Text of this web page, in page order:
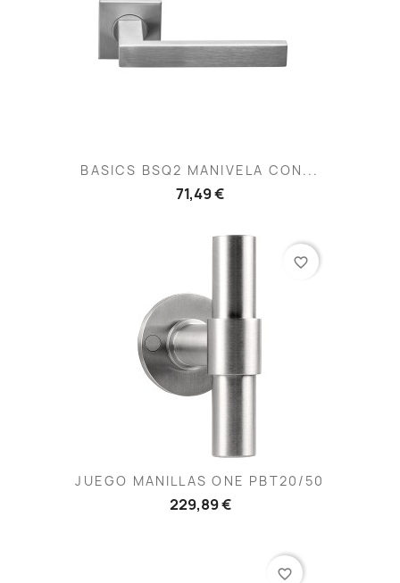
BASICS BSQ2 MANIVELA CON...
71,49 €
JUEGO MANILLAS ONE PBT20/50
229,89 €
favorite_border
favorite_border